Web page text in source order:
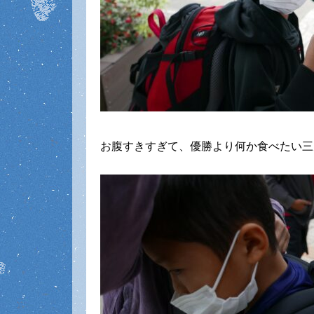
お腹すきすぎて、優勝より何か食べたい